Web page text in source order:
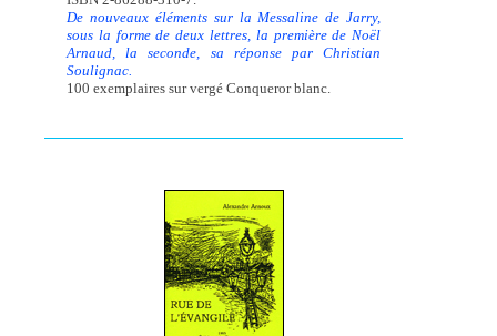
De nouveaux éléments sur la Messaline de Jarry,
sous la forme de deux lettres, la première de Noël
Arnaud, la seconde, sa réponse par Christian
Soulignac.
100 exemplaires sur vergé Conqueror blanc.